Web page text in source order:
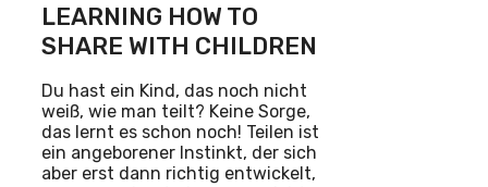
LEARNING HOW TO
SHARE WITH CHILDREN
Du hast ein Kind, das noch nicht
weiß, wie man teilt? Keine Sorge,
das lernt es schon noch! Teilen ist
ein angeborener Instinkt, der sich
aber erst dann richtig entwickelt,